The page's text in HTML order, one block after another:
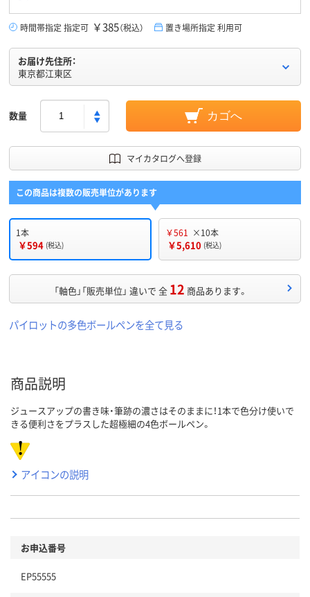
時間帯指定 指定可 ￥385（税込） 置き場所指定 利用可
お届け先住所：
東京都江東区
数量 カゴへ
マイカタログへ登録
この商品は複数の販売単位があります
1本
￥594 (税込)
￥561 ×10本
￥5,610 (税込)
「軸色」「販売単位」 違いで 全 12 商品あります。
パイロットの多色ボールペンを全て見る
商品説明
ジュースアップの書き味・筆跡の濃さはそのままに！1本で色分け使いで
きる便利さをプラスした超極細の4色ボールペン。
アイコンの説明
お申込番号
EP55555